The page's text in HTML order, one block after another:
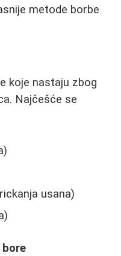
metode borbe
koje nastaju zbog
Najčešće se
usana)